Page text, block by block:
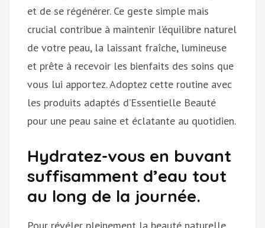
et de se régénérer. Ce geste simple mais
crucial contribue à maintenir l’équilibre naturel
de votre peau, la laissant fraîche, lumineuse
et prête à recevoir les bienfaits des soins que
vous lui apportez. Adoptez cette routine avec
les produits adaptés d’Essentielle Beauté
pour une peau saine et éclatante au quotidien.
Hydratez-vous en buvant
suffisamment d’eau tout
au long de la journée.